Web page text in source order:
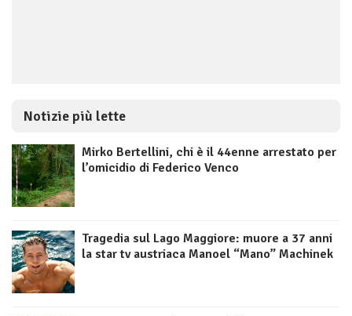
Notizie più lette
Mirko Bertellini, chi è il 44enne arrestato per
l’omicidio di Federico Venco
Tragedia sul Lago Maggiore: muore a 37 anni
la star tv austriaca Manoel “Mano” Machinek